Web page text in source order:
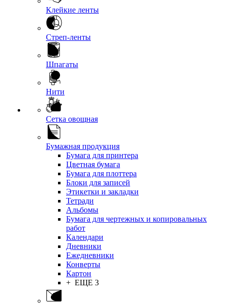
Клейкие ленты
Стреп-ленты
Шпагаты
Нити
Сетка овощная
Бумажная продукция
Бумага для принтера
Цветная бумага
Бумага для плоттера
Блоки для записей
Этикетки и закладки
Тетради
Альбомы
Бумага для чертежных и копировальных
работ
Календари
Дневники
Ежедневники
Конверты
Картон
+ ЕЩЕ 3